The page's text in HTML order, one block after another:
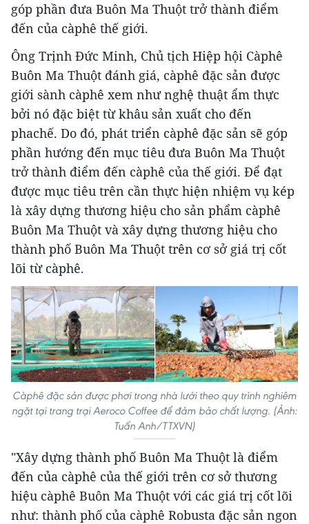
góp phần đưa Buôn Ma Thuột trở thành điểm
đến của càphê thế giới.
Ông Trịnh Đức Minh, Chủ tịch Hiệp hội Càphê
Buôn Ma Thuột đánh giá, càphê đặc sản được
giới sành càphê xem như nghệ thuật ẩm thực
bởi nó đặc biệt từ khâu sản xuất cho đến
phachế. Do đó, phát triển càphê đặc sản sẽ góp
phần hướng đến mục tiêu đưa Buôn Ma Thuột
trở thành điểm đến càphê của thế giới. Để đạt
được mục tiêu trên cần thực hiện nhiệm vụ kép
là xây dựng thương hiệu cho sản phẩm càphê
Buôn Ma Thuột và xây dựng thương hiệu cho
thành phố Buôn Ma Thuột trên cơ sở giá trị cốt
lõi từ càphê.
Càphê đặc sản được phơi trong nhà lưới theo quy trình nghiêm
ngặt tại trang trại Aeroco Coffee để đảm bảo chất lượng. (Ảnh:
Tuấn Anh/TTXVN)
"Xây dựng thành phố Buôn Ma Thuột là điểm
đến của càphê của thế giới trên cơ sở thương
hiệu càphê Buôn Ma Thuột với các giá trị cốt lõi
như: thành phố của càphê Robusta đặc sản ngon